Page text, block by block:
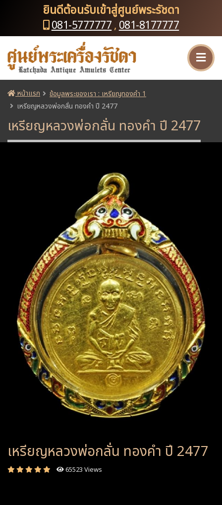
ยินดีต้อนรับเข้าสู่ศูนย์พระรัชดา
081-5777777, 081-8177777
หน้าแรก
ข้อมูลพระของเรา : เหรียญทองคำ 1
เหรียญหลวงพ่อกลั่น ทองคำ ปี 2477
เหรียญหลวงพ่อกลั่น ทองคำ ปี 2477
เหรียญหลวงพ่อกลั่น ทองคำ ปี 2477
65523 Views